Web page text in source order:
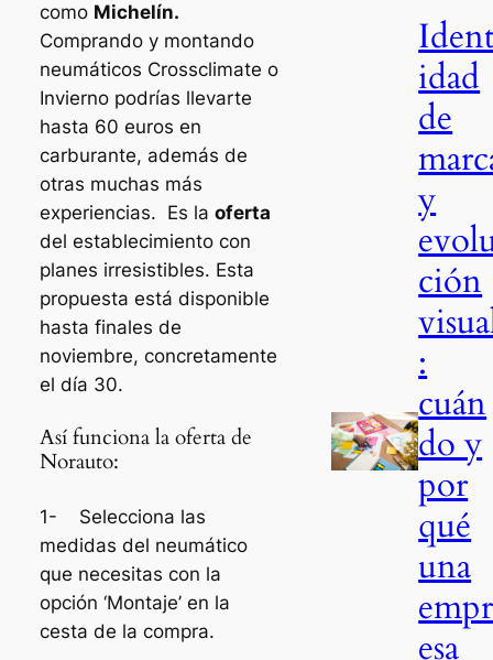
como Michelín.
Comprando y montando
neumáticos Crossclimate o
Invierno podrías llevarte
hasta 60 euros en
carburante, además de
otras muchas más
experiencias. Es la oferta
del establecimiento con
planes irresistibles. Esta
propuesta está disponible
hasta finales de
noviembre, concretamente
el día 30.
Así funciona la oferta de
Norauto:
1- Selecciona las
medidas del neumático
que necesitas con la
opción ‘Montaje’ en la
cesta de la compra.
idad
de
y
ción
:
cuán
do y
por
qué
una
empr
esa